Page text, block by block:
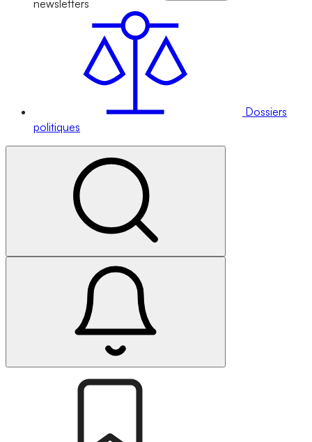
newsletters
Dossiers
politiques